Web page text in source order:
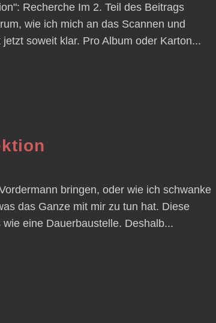
Recherche Im 2. Teil des Beitrags
wie ich mich an das Scannen und
soweit klar. Pro Album oder Karton...
bringen, oder wie ich schwanke
das Ganze mit mir zu tun hat. Diese
eine Dauerbaustelle. Deshalb...